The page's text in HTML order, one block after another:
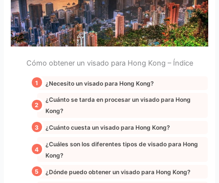
Cómo obtener un visado para Hong Kong – Índice
¿Necesito un visado para Hong Kong?
¿Cuánto se tarda en procesar un visado para Hong
Kong?
¿Cuánto cuesta un visado para Hong Kong?
¿Cuáles son los diferentes tipos de visado para Hong
Kong?
¿Dónde puedo obtener un visado para Hong Kong?